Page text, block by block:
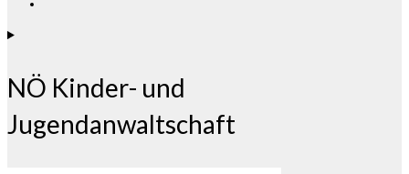
NÖ Kinder- und
Jugendanwaltschaft